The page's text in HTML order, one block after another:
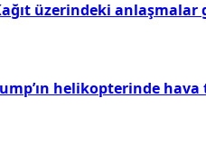
üzerindeki anlaşmalar
helikopterinde